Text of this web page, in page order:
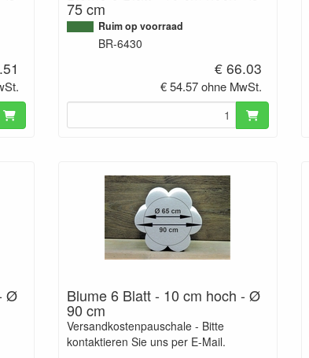
75 cm
Ruim op voorraad
BR-6430
€ 66.03
€ 54.57 ohne MwSt.
Ø Blume 6 Blatt - 10 cm hoch - Ø
90 cm
Versandkostenpauschale - Bitte
kontaktieren Sie uns per E-Mail.